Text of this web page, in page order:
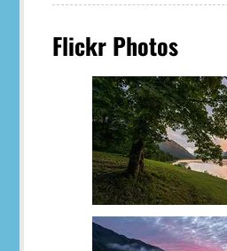
Flickr Photos